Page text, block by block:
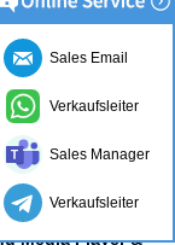
Vielseitigkeit
Filme,
mehr. Erhöhen
feenziellen Media-
Media Player &
Sales Email
Verkaufsleiter
Sales Manager
Verkaufsleiter